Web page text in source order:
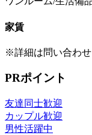
家賃
※詳細は問い合わ
PRポイント
友達同士歓迎
カップル歓迎
男性活躍中